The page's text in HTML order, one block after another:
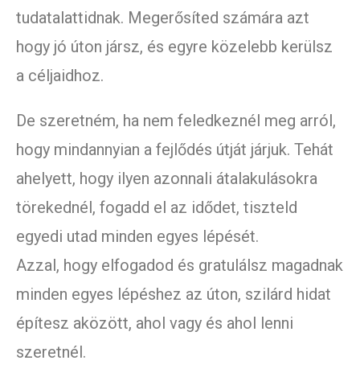
tudatalattidnak. Megerősíted számára azt
hogy jó úton jársz, és egyre közelebb kerülsz
a céljaidhoz.
De szeretném, ha nem feledkeznél meg arról,
hogy mindannyian a fejlődés útját járjuk. Tehát
ahelyett, hogy ilyen azonnali átalakulásokra
törekednél, fogadd el az idődet, tiszteld
egyedi utad minden egyes lépését.
Azzal, hogy elfogadod és gratulálsz magadnak
minden egyes lépéshez az úton, szilárd hidat
építesz aközött, ahol vagy és ahol lenni
szeretnél.